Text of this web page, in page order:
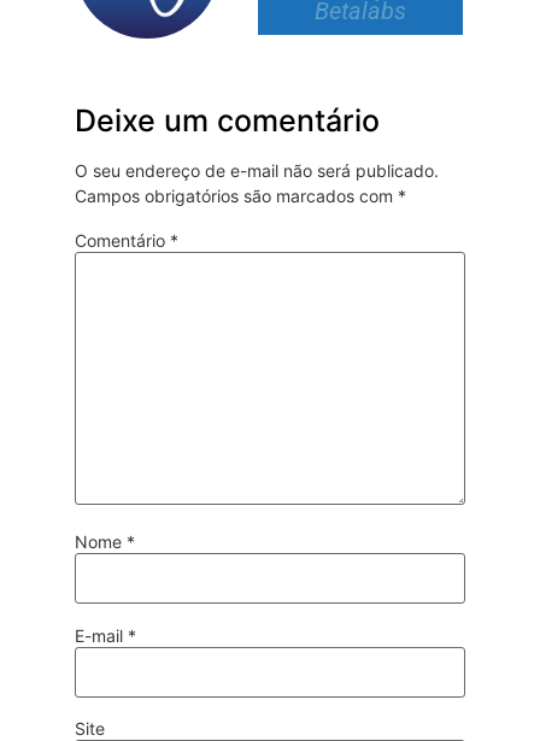
Betalabs
Deixe um comentário
O seu endereço de e-mail não será publicado.
Campos obrigatórios são marcados com *
Comentário *
Nome *
E-mail *
Site